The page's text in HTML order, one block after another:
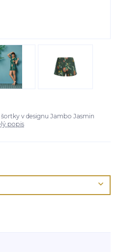
v designu Jambo Jasmin
popis